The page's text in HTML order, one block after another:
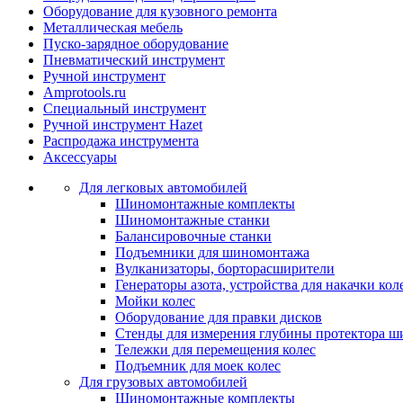
Оборудование для кузовного ремонта
Металлическая мебель
Пуско-зарядное оборудование
Пневматический инструмент
Ручной инструмент
Amprotools.ru
Специальный инструмент
Ручной инструмент Hazet
Распродажа инструмента
Аксессуары
Для легковых автомобилей
Шиномонтажные комплекты
Шиномонтажные станки
Балансировочные станки
Подъемники для шиномонтажа
Вулканизаторы, борторасширители
Генераторы азота, устройства для накачки
Мойки колес
Оборудование для правки дисков
Стенды для измерения глубины протектора
Тележки для перемещения колес
Подъемник для моек колеc
Для грузовых автомобилей
Шиномонтажные комплекты